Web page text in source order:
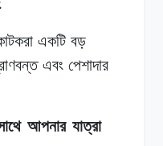
একটি বড়
এবং পেশাদার
আপনার যাত্রা